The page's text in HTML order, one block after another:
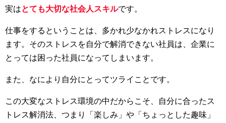
実はとても大切な社会人スキルです。
仕事をするということは、多かれ少なかれストレスになり
ます。そのストレスを自分で解消できない社員は、企業に
とっては困った社員になってしまいます。
また、なにより自分にとってツライことです。
この大変なストレス環境の中だからこそ、自分に合ったス
トレス解消法、つまり「楽しみ」や「ちょっとした趣味」